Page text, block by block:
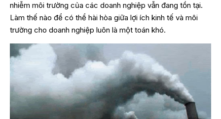
nhiễm môi trường của các doanh nghiệp vẫn đang tồn tại.
Làm thế nào để có thể hài hòa giữa lợi ích kinh tế và môi
trường cho doanh nghiệp luôn là một toán khó.